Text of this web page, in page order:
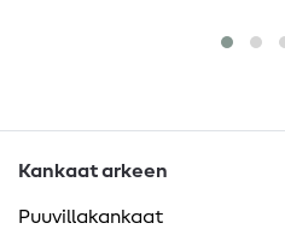
Kankaat arkeen
Puuvillakankaat